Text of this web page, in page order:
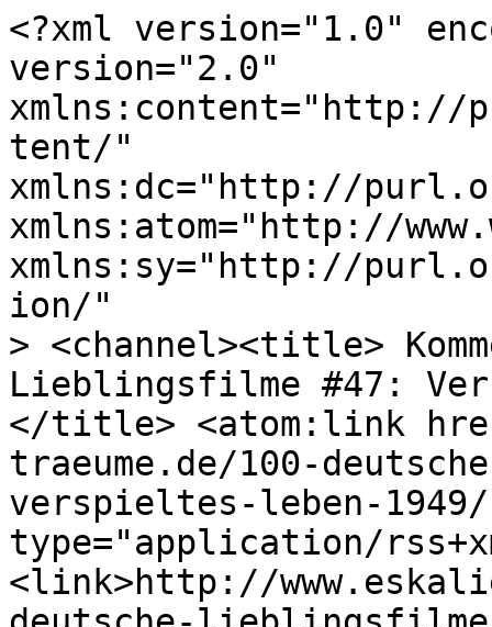
<?xml version="1.0"
version="2.0"
xmlns:content="http://
tent/"
xmlns:dc="http://
xmlns:atom="http://
xmlns:sy="http://
ion/"
> <channel><title>
Lieblingsfilme #47:
</title> <atom:link
traeume.de/100-
verspieltes-leben-
type="application/
<link>http://